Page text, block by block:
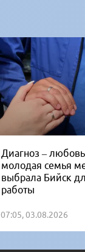
Диагноз –
молодая семья
выбрала Бийск
работы
07:05, 03.08.2026